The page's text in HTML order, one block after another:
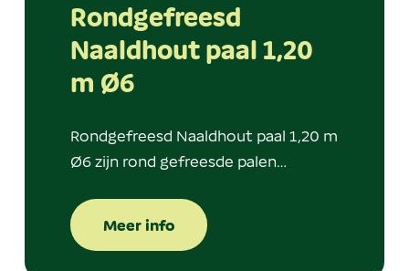
Rondgefreesd
Naaldhout paal 1,20
m Ø6
Rondgefreesd Naaldhout paal 1,20 m
Ø6 zijn rond gefreesde palen…
Meer info